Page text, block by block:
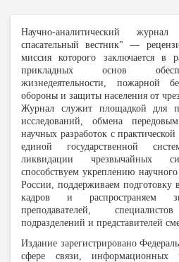
Научно-аналитический
спасательный вестник" —
миссия которого заключается в
прикладных основ
жизнедеятельности, пожарной
обороны и защиты населения от
Журнал служит площадкой для
исследований, обмена
научных разработок с
единой государственной
ликвидации
способствуем укреплению
России, поддерживаем подготовку
кадров и распространяем
преподавателей,
подразделений и представителей
Издание зарегистрировано
сфере связи, информационных